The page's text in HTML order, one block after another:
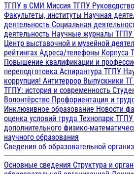
ТГПУ в СМИ Миссия ТГПУ
Факультеты, институты Научная
деятельность Социальная
деятельность Научные журналы ТГПУ
Центр выставочной и музейной
рейтингах Адреса/телефоны Корпуса
Повышение квалификации и
переподготовка Аспирантура ТГПУ
коррупция! Антитеррор Выпускники
ТГПУ: история и современность
Волонтёрство Профориентация и
Инклюзивное образование Новости
оценка условий труда Технопарк ТГПУ
дополнительного физико-
научного образования
Сведения об образовательной
Основные сведения Структура и